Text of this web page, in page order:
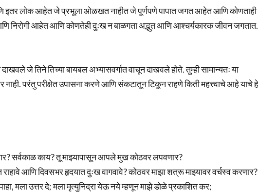
इतर लोक आहेत जे प्रभूला ओळखत नाहीत जे पूर्णपणे पापात जगत आहेत आणि कोणताही
निरोगी आहेत आणि कोणतेही दुःख न बाळगता अद्भुत आणि आश्चर्यकारक जीवन
जे तिने तिच्या बायबल अभ्यासवर्गात वाचून दाखवले होते. तुम्ही सामान्यतः या
नाही. परंतु परीक्षेत उपासना करणे आणि संकटातून टिकून राहणे किती महत्त्वाचे आहे याचे हे
सर्वकाळ काय? तू माझ्यापासून आपले मुख कोठवर लपवणार?
आणि दिवसभर हृदयात दुःख वागवावे? कोठवर माझा शत्रू माझ्यावर वर्चस्व करणार?
मला उत्तर दे; मला मृत्युनिद्रा येऊ नये म्हणून माझे डोळे प्रकाशित कर;